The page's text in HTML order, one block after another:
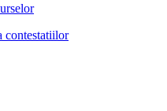
contestatiilor